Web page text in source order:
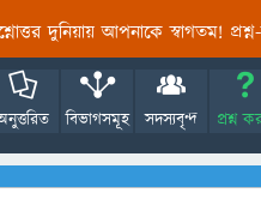
দুনিয়ায় আপনাকে স্বাগতম!
বিভাগসমূহ সদস্যবৃন্দ প্রশ্ন